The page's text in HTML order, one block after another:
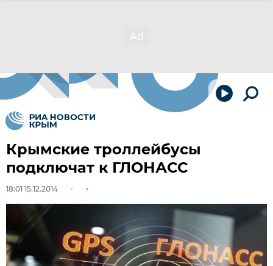
Крымские троллейбусы
подключат к ГЛОНАСС
18:01 15.12.2014